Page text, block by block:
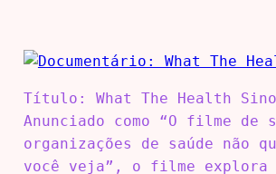
Título: What The Health
Anunciado como “O filme de
organizações de saúde não
você veja”, o filme explora